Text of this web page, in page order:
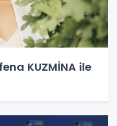
KUZMİNA ile